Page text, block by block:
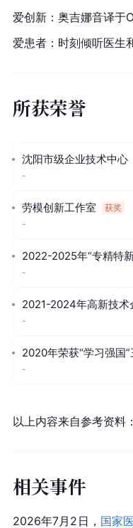
爱创新：奥吉娜音译于
爱患者：时刻倾听医生
所获荣誉
沈阳市级企业技术中心
-
劳模创新工作室
获奖
-
2022-2025年“专精特
-
2021-2024年高新技术
-
2020年荣获“学习强国
-
以上内容来自参考资料
相关事件
2026年7月2日， 国家